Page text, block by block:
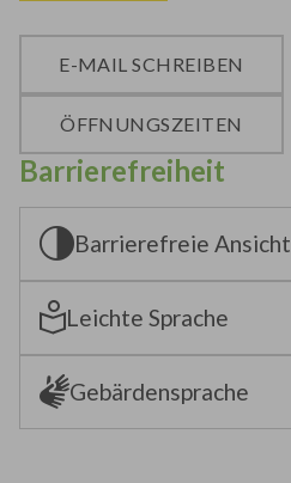
E-MAIL SCHREIBEN
ÖFFNUNGSZEITEN
Barrierefreiheit
Barrierefreie Ansicht
Leichte Sprache
Gebärdensprache